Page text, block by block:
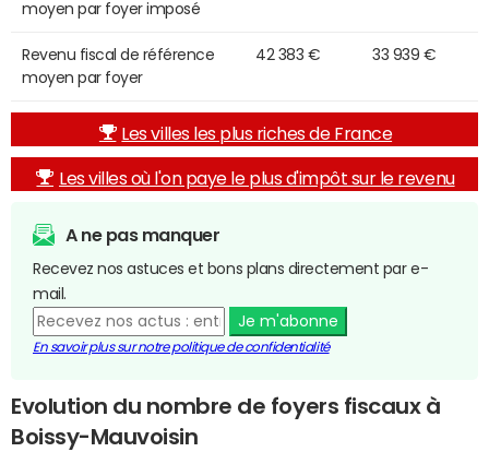
moyen par foyer imposé
Revenu fiscal de référence
moyen par foyer
42 383 € 33 939 €
Les villes les plus riches de France
Les villes où l'on paye le plus d'impôt sur le revenu
A ne pas manquer
Recevez nos astuces et bons plans directement par e-
mail.
Je m'abonne
En savoir plus sur notre politique de confidentialité
Evolution du nombre de foyers fiscaux à
Boissy-Mauvoisin